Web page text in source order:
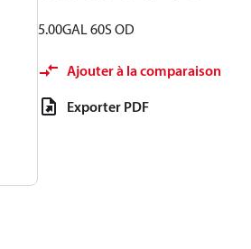
5.00GAL 60S OD
Ajouter à la comparaison
Exporter PDF